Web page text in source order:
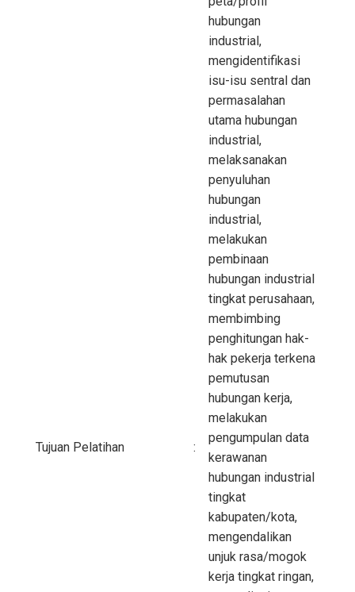
Tujuan Pelatihan :
hubungan
industrial,
mengidentifikasi
isu-isu sentral dan
permasalahan
utama hubungan
industrial,
melaksanakan
penyuluhan
hubungan
industrial,
melakukan
pembinaan
hubungan industrial
tingkat perusahaan,
membimbing
penghitungan hak-
hak pekerja terkena
pemutusan
hubungan kerja,
melakukan
pengumpulan data
kerawanan
hubungan industrial
tingkat
kabupaten/kota,
mengendalikan
unjuk rasa/mogok
kerja tingkat ringan,